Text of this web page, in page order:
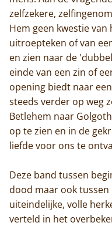
zelfzekere,
Hem geen kwestie
uitroepteken of van
en zien naar de
einde van een zin of
opening biedt naar
steeds verder op weg
Betlehem naar
op te zien en in de
liefde voor ons te
Deze band tussen
dood maar ook
uiteindelijke, volle
verteld in het